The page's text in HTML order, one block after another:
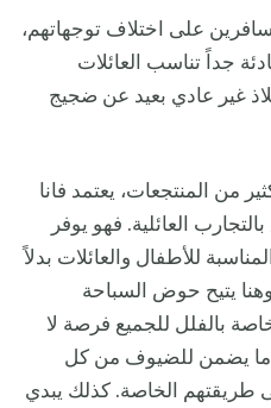
على اختلاف توجهاتهم،
جداً تناسب العائلات
غير عادي بعيد عن ضجيج
من المنتجعات، يعتمد فانا
العائلية. فهو يوفر
للأطفال والعائلات بدلاً
يتيح حوض السباحة
بالفلل للجميع فرصة لا
ما يضمن للضيوف من كل
طريقتهم الخاصة. كذلك يبدي